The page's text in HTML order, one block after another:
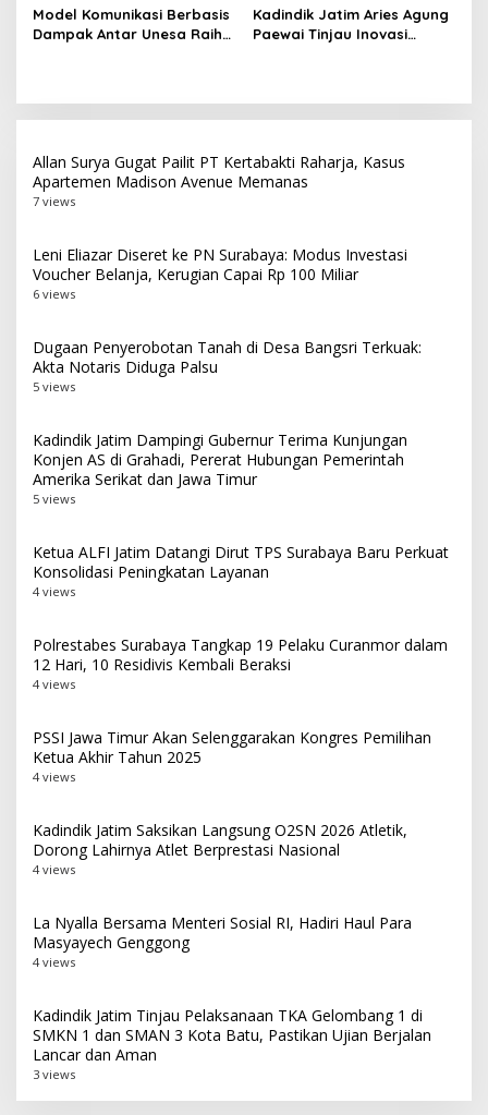
Umum LKS Dikmen Nasional
2026 di Grahadi
Dikmen Nasional 2026 di
Pasar Turi
Model Komunikasi Berbasis
Dampak Antar Unesa Raih
Kadindik Jatim Aries Agung
Paewai Tinjau Inovasi
Allan Surya Gugat Pailit PT Kertabakti Raharja, Kasus
Apartemen Madison Avenue Memanas
7 views
Leni Eliazar Diseret ke PN Surabaya: Modus Investasi
Voucher Belanja, Kerugian Capai Rp 100 Miliar
6 views
Dugaan Penyerobotan Tanah di Desa Bangsri Terkuak:
Akta Notaris Diduga Palsu
5 views
Kadindik Jatim Dampingi Gubernur Terima Kunjungan
Konjen AS di Grahadi, Pererat Hubungan Pemerintah
Amerika Serikat dan Jawa Timur
5 views
Ketua ALFI Jatim Datangi Dirut TPS Surabaya Baru Perkuat
Konsolidasi Peningkatan Layanan
4 views
Polrestabes Surabaya Tangkap 19 Pelaku Curanmor dalam
12 Hari, 10 Residivis Kembali Beraksi
4 views
PSSI Jawa Timur Akan Selenggarakan Kongres Pemilihan
Ketua Akhir Tahun 2025
4 views
Kadindik Jatim Saksikan Langsung O2SN 2026 Atletik,
Dorong Lahirnya Atlet Berprestasi Nasional
4 views
La Nyalla Bersama Menteri Sosial RI, Hadiri Haul Para
Masyayech Genggong
4 views
Kadindik Jatim Tinjau Pelaksanaan TKA Gelombang 1 di
SMKN 1 dan SMAN 3 Kota Batu, Pastikan Ujian Berjalan
Lancar dan Aman
3 views